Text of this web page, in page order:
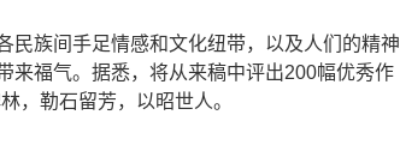
民族间手足情感和文化纽带，以及人们的精神
来福气。据悉，将从来稿中评出200幅优秀作
，勒石留芳，以昭世人。